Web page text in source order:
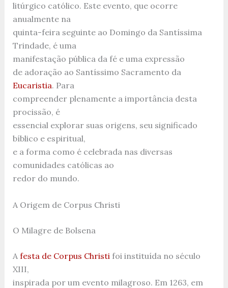
litúrgico católico. Este evento, que ocorre
anualmente na
quinta-feira seguinte ao Domingo da Santíssima
Trindade, é uma
manifestação pública da fé e uma expressão
de adoração ao Santíssimo Sacramento da
Eucaristia. Para
compreender plenamente a importância desta
procissão, é
essencial explorar suas origens, seu significado
bíblico e espiritual,
e a forma como é celebrada nas diversas
comunidades católicas ao
redor do mundo.
A Origem de Corpus Christi
O Milagre de Bolsena
A festa de Corpus Christi foi instituída no século
XIII,
inspirada por um evento milagroso. Em 1263, em